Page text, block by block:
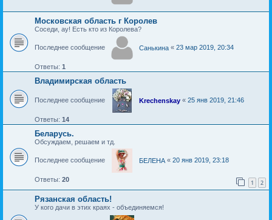
Московская область г Королев
Соседи, ау! Есть кто из Королева?
Последнее сообщение Санькина « 23 мар 2019, 20:34
Ответы: 1
Владимирская область
Последнее сообщение Krechenskay « 25 янв 2019, 21:46
Ответы: 14
Беларусь.
Обсуждаем, решаем и тд.
Последнее сообщение БЕЛЕНА « 20 янв 2019, 23:18
Ответы: 20 1 2
Рязанская область!
У кого дачи в этих краях - объединяемся!